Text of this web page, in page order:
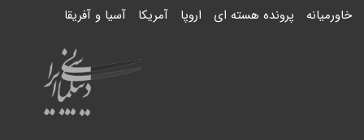
خاورمیانه پرونده هسته ای اروپا آمریکا آسیا و آفریقا